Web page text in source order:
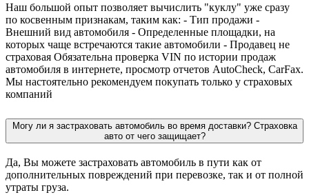
Наш большой опыт позволяет вычислить "куклу" уже сразу
по косвенным признакам, таким как: - Тип продажи -
Внешний вид автомобиля - Определенные площадки, на
которых чаще встречаются такие автомобили - Продавец не
страховая Обязательна проверка VIN по истории продаж
автомобиля в интернете, просмотр отчетов AutoCheck, CarFax.
Мы настоятельно рекомендуем покупать только у страховых
компаний
Могу ли я застраховать автомобиль во время доставки? Страховка
авто от чего защищает?
Да, Вы можете застраховать автомобиль в пути как от
дополнительных повреждений при перевозке, так и от полной
утраты груза.